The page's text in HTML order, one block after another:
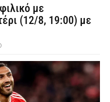
με
(12/8, 19:00) με